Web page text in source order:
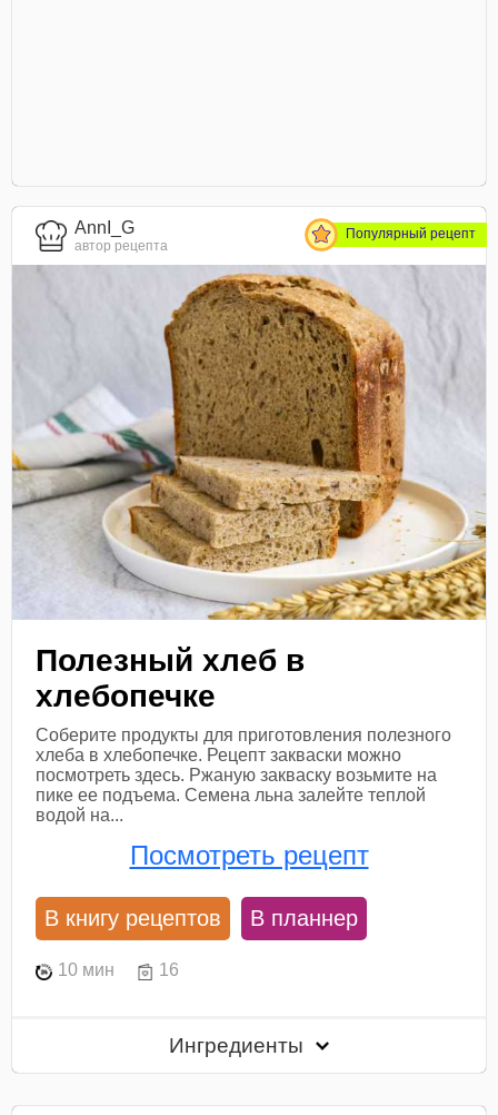
AnnI_G
автор рецепта
Популярный рецепт
Полезный хлеб в
хлебопечке
Соберите продукты для приготовления полезного
хлеба в хлебопечке. Рецепт закваски можно
посмотреть здесь. Ржаную закваску возьмите на
пике ее подъема. Семена льна залейте теплой
водой на...
Посмотреть рецепт
В книгу рецептов В планнер
10 мин 16
Ингредиенты